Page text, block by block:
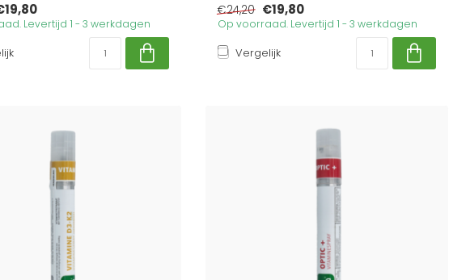
Levertijd 1 - 3 werkdagen
€24,20 €19,80
Op voorraad. Levertijd 1 - 3 werkdagen
Vergelijk